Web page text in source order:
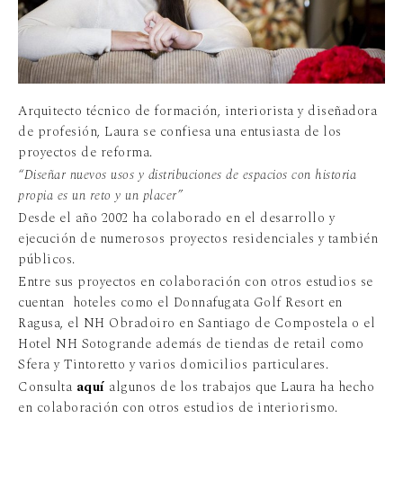
Arquitecto técnico de formación, interiorista y diseñadora
de profesión, Laura se confiesa una entusiasta de los
proyectos de reforma.
“Diseñar nuevos usos y distribuciones de espacios con historia
propia es un reto y un placer”
Desde el año 2002 ha colaborado en el desarrollo y
ejecución de numerosos proyectos residenciales y también
públicos.
Entre sus proyectos en colaboración con otros estudios se
cuentan hoteles como el Donnafugata Golf Resort en
Ragusa, el NH Obradoiro en Santiago de Compostela o el
Hotel NH Sotogrande además de tiendas de retail como
Sfera y Tintoretto y varios domicilios particulares.
Consulta aquí algunos de los trabajos que Laura ha hecho
en colaboración con otros estudios de interiorismo.